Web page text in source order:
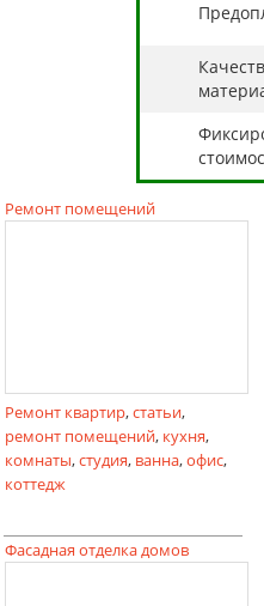
Ремонт помещений
Ремонт квартир,статьи,
ремонт помещений, кухня,
комнаты,студия, ванна,офис,
коттедж
Фасадная отделка домов